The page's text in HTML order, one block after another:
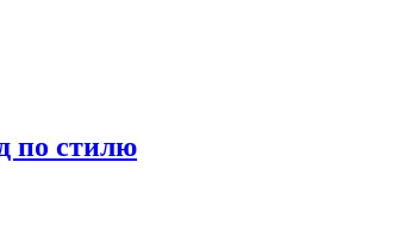
по стилю